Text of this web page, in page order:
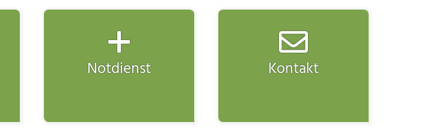
Notdienst Kontakt